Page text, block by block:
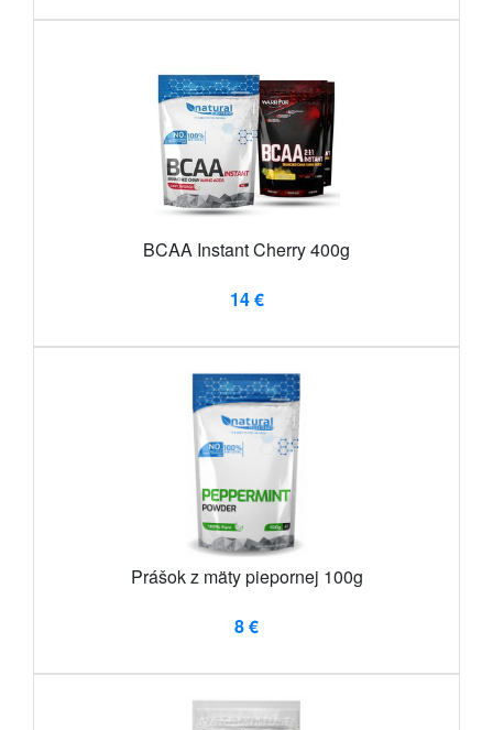
BCAA Instant Cherry 400g
14 €
Prášok z mäty piepornej 100g
8 €